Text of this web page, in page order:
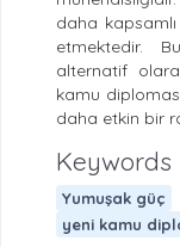
daha
etmektedir.
alternatif
kamu
daha etkin bir
Keywords
Yumuşak güç
yeni kamu